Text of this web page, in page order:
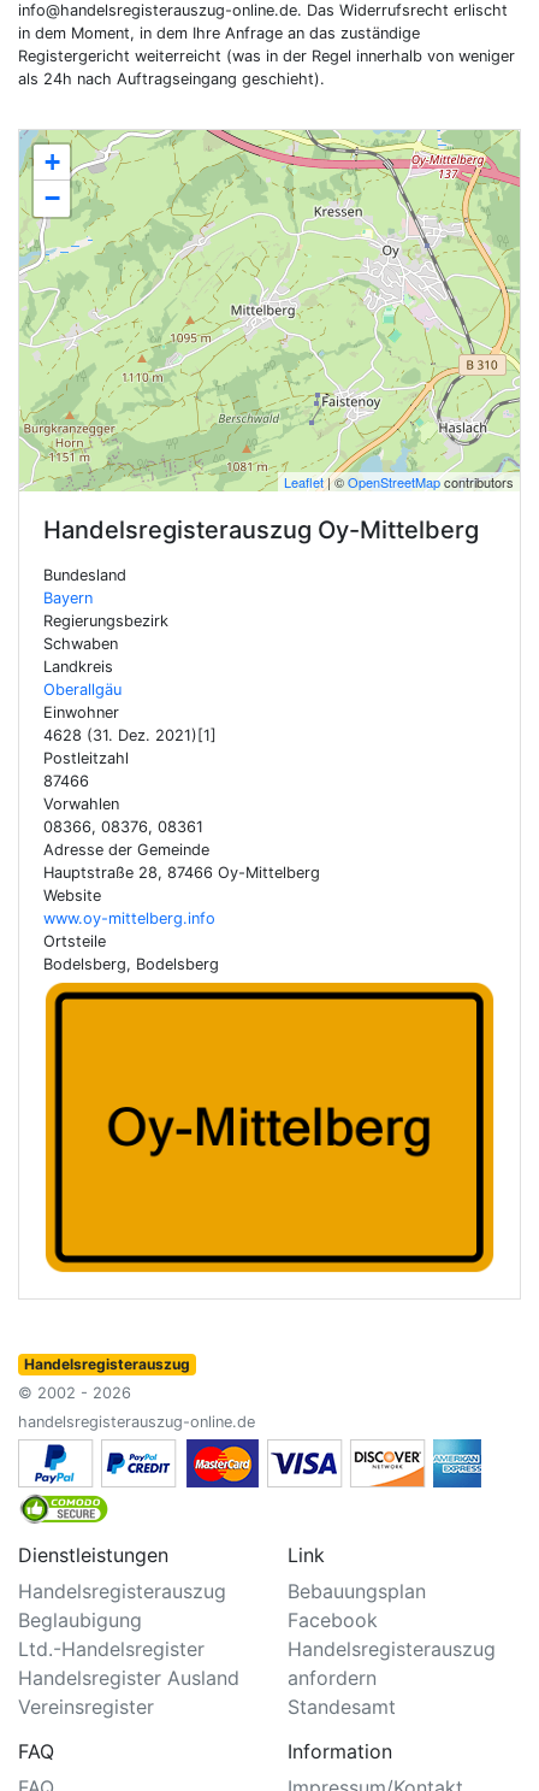
+
−
Leaflet| ©OpenStreetMapcontributors
Handelsregisterauszug Oy-Mittelberg
Bundesland
Bayern
Regierungsbezirk
Schwaben
Landkreis
Oberallgäu
Einwohner
4628 (31. Dez. 2021)[1]
Postleitzahl
87466
Vorwahlen
08366, 08376, 08361
Adresse der Gemeinde
Hauptstraße 28, 87466 Oy-Mittelberg
Website
www.oy-mittelberg.info
Ortsteile
Bodelsberg, Bodelsberg
info@handelsregisterauszug-online.de. Das Widerrufsrecht erlischt
in dem Moment, in dem Ihre Anfrage an das zuständige
Registergericht weiterreicht (was in der Regel innerhalb von weniger
als 24h nach Auftragseingang geschieht).
Handelsregisterauszug
© 2002 - 2026
handelsregisterauszug-online.de
Dienstleistungen
Handelsregisterauszug
Beglaubigung
Ltd.-Handelsregister
Handelsregister Ausland
Vereinsregister
Link
Bebauungsplan
Facebook
Handelsregisterauszug
anfordern
Standesamt
FAQ
Information